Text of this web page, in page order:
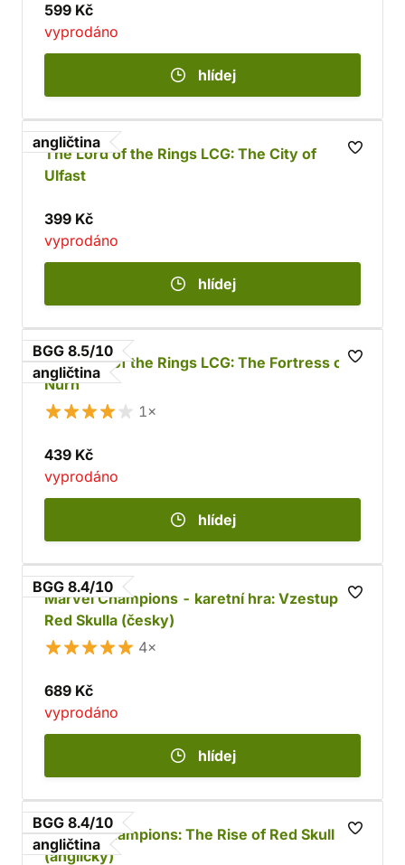
599 Kč
vyprodáno
hlídej
angličtina
The Lord of the Rings LCG: The City of
Ulfast
399 Kč
vyprodáno
hlídej
BGG 8.5/10
angličtina
The Lord of the Rings LCG: The Fortress of
Nurn
1×
439 Kč
vyprodáno
hlídej
BGG 8.4/10
Marvel Champions - karetní hra: Vzestup
Red Skulla (česky)
4×
689 Kč
vyprodáno
hlídej
BGG 8.4/10
angličtina
Marvel Champions: The Rise of Red Skull
(anglicky)